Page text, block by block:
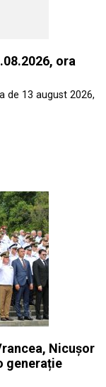
ora
de 13 august 2026,
Nicușor
generație